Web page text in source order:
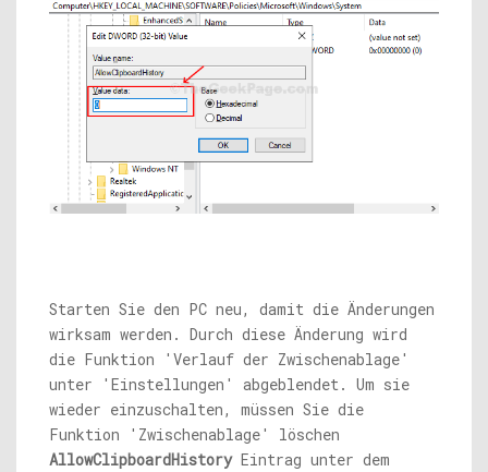
Starten Sie den PC neu, damit die Änderungen
wirksam werden. Durch diese Änderung wird
die Funktion 'Verlauf der Zwischenablage'
unter 'Einstellungen' abgeblendet. Um sie
wieder einzuschalten, müssen Sie die
Funktion 'Zwischenablage' löschen
AllowClipboardHistoryEintrag unter dem